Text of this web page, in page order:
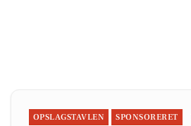
OPSLAGSTAVLEN SPONSORERET